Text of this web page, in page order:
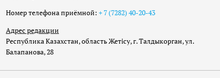
Номер телефона приёмной: + 7 (7282) 40-20-43
Адрес редакции
Республика Казахстан, область Жетісу, г. Талдыкорган, ул.
Балапанова, 28